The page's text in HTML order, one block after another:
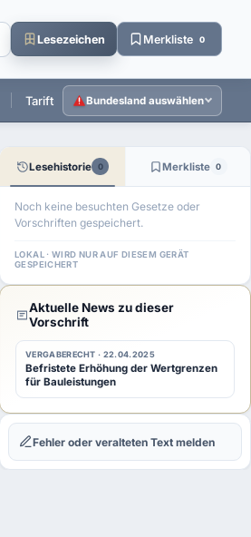
Lesezeichen Merkliste 0
TariftreueG SL TariftreueG SH
Bundesland auswählen
Lesehistorie 0 Merkliste 0
Noch keine besuchten Gesetze oder
Vorschriften gespeichert.
LOKAL · WIRD NUR AUF DIESEM GERÄT
GESPEICHERT
Aktuelle News zu dieser
Vorschrift
VERGABERECHT · 22.04.2025
Befristete Erhöhung der Wertgrenzen
für Bauleistungen
Fehler oder veralteten Text melden